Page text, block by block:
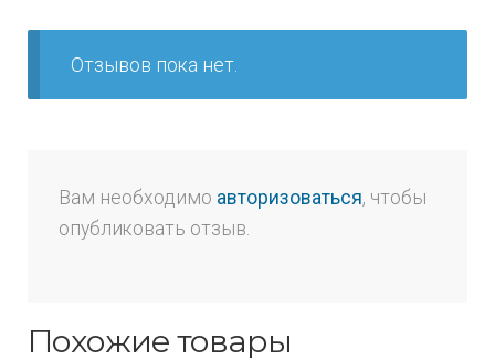
Отзывов пока нет.
Вам необходимо авторизоваться, чтобы
опубликовать отзыв.
Похожие товары